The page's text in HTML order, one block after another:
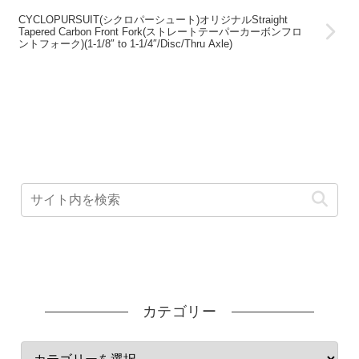
CYCLOPURSUIT(シクロパーシュート)オリジナルStraight
Tapered Carbon Front Fork(ストレートテーパーカーボンフロ
ントフォーク)(1-1/8″ to 1-1/4″/Disc/Thru Axle)
カテゴリー